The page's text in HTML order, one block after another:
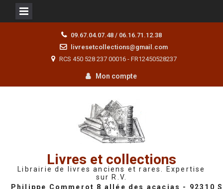
09.67.04.07.48 / 06.16.71.12.38
livresetcollections@gmail.com
RCS 450 528 237 00016 - FR12450528237
Mon compte
Livres et collections
Librairie de livres anciens et rares. Expertise
sur R.V.